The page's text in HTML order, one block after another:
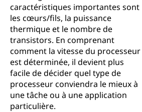
caractéristiques importantes sont
les cœurs/fils, la puissance
thermique et le nombre de
transistors. En comprenant
comment la vitesse du processeur
est déterminée, il devient plus
facile de décider quel type de
processeur conviendra le mieux à
une tâche ou à une application
particulière.